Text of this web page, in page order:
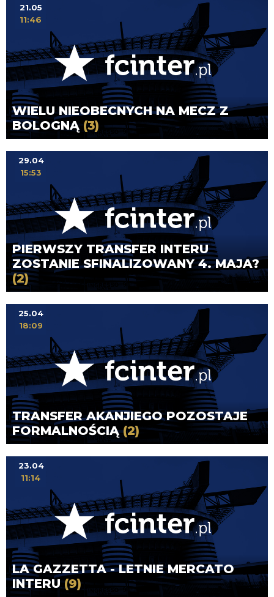
WIELU NIEOBECNYCH NA MECZ Z
BOLOGNĄ (3)
21.05
11:46
PIERWSZY TRANSFER INTERU
ZOSTANIE SFINALIZOWANY 4. MAJA?
(2)
29.04
15:53
TRANSFER AKANJIEGO POZOSTAJE
FORMALNOŚCIĄ(2)
25.04
18:09
LA GAZZETTA - LETNIE MERCATO
INTERU(9)
23.04
11:14